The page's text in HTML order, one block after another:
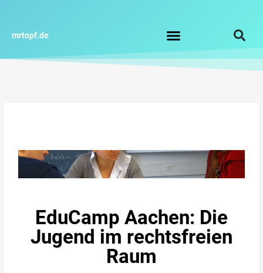
springen
mrtopf.de
EduCamp Aachen: Die
Jugend im rechtsfreien
Raum